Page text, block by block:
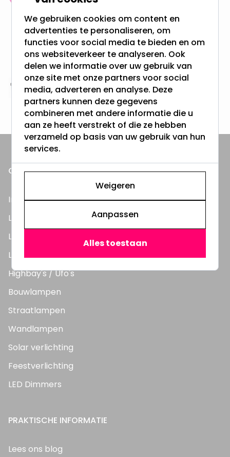
Gratis verzending + snel geleverd
Vanaf EUR100,- naar NL & BE
& 100 dagen recht op retour
Altijd uit eigen voorraad
3000m2 - 60.000+ Producten
ONZE PRODUCTEN
Inbouwspots
LED Lampen
LED TL Buizen
LED Panelen
Highbay's / Ufo's
Bouwlampen
Straatlampen
Wandlampen
Solar verlichting
Feestverlichting
LED Dimmers
PRAKTISCHE INFORMATIE
Lees ons blog
We gebruiken cookies om content en
advertenties te personaliseren, om
functies voor social media te bieden en om
ons websiteverkeer te analyseren. Ook
delen we informatie over uw gebruik van
onze site met onze partners voor social
media, adverteren en analyse. Deze
partners kunnen deze gegevens
combineren met andere informatie die u
aan ze heeft verstrekt of die ze hebben
verzameld op basis van uw gebruik van hun
services.
Weigeren
Aanpassen
Alles toestaan